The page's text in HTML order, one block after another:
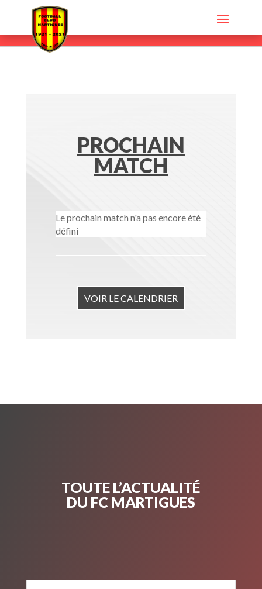
PROCHAIN
MATCH
Le prochain match n'a pas encore été
défini
VOIR LE CALENDRIER
TOUTE L’ACTUALITÉ
DU FC MARTIGUES